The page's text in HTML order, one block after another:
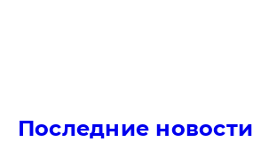
Последние новости